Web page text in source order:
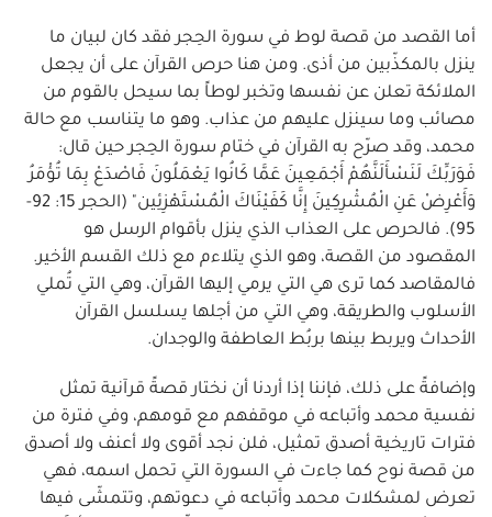
أما القصد من قصة لوط في سورة الحِجر فقد كان لبيان ما
ينزل بالمكذّبين من أذى. ومن هنا حرص القرآن على أن يجعل
الملائكة تعلن عن نفسها وتخبر لوطاً بما سيحل بالقوم من
مصائب وما سينزل عليهم من عذاب. وهو ما يتناسب مع حالة
محمد، وقد صرّح به القرآن في ختام سورة الحِجر حين قال:
فَوَرَبِّكَ لَنَسْأَلَنَّهُمْ أَجْمَعِينَ عَمَّا كَانُوا يَعْمَلُونَ فَاصْدَعْ بِمَا تُؤْمَرُ
وَأَعْرِضْ عَنِ الْمُشْرِكِينَ إِنَّا كَفَيْنَاكَ الْمُسْتَهْزِئِين" (الحجر 15: 92-
95). فالحرص على العذاب الذي ينزل بأقوام الرسل هو
المقصود من القصة، وهو الذي يتلاءم مع ذلك القسم الأخير.
فالمقاصد كما ترى هي التي يرمي إليها القرآن، وهي التي تُملي
الأسلوب والطريقة، وهي التي من أجلها يسلسل القرآن
الأحداث ويربط بينها بربُط العاطفة والوجدان.
وإضافةً على ذلك، فإننا إذا أردنا أن نختار قصةً قرآنية تمثل
نفسية محمد وأتباعه في موقفهم مع قومهم، وفي فترة من
فترات تاريخية أصدق تمثيل، فلن نجد أقوى ولا أعنف ولا أصدق
من قصة نوح كما جاءت في السورة التي تحمل اسمه، فهي
تعرض لمشكلات محمد وأتباعه في دعوتهم، وتتمشّى فيها